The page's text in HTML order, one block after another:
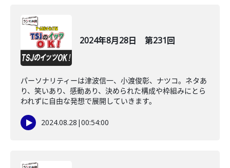
2024年8月28日 第231回
パーソナリティーは津波信一、小渡俊彰、ナツコ。ネタあ
り、笑いあり、感動あり、決められた構成や枠組みにとら
われずに自由な発想で展開していきます。
2024.08.28 |00:54:00